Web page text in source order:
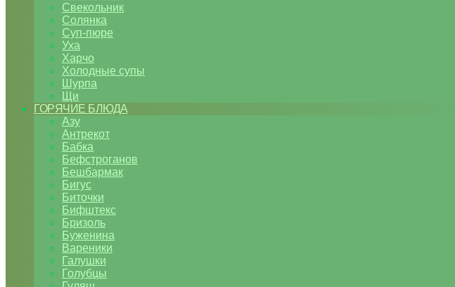
Свекольник
Солянка
Суп-пюре
Уха
Харчо
Холодные супы
Шурпа
Щи
ГОРЯЧИЕ БЛЮДА
Азу
Антрекот
Бабка
Бефстроганов
Бешбармак
Бигус
Биточки
Бифштекс
Бризоль
Буженина
Вареники
Галушки
Голубцы